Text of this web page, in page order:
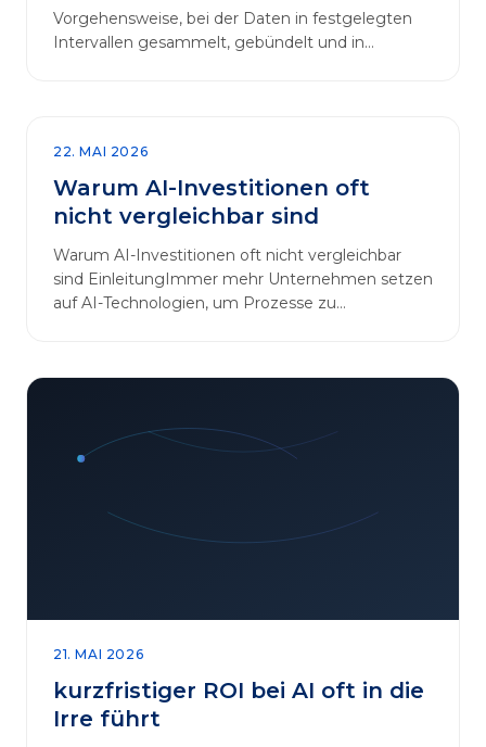
Vorgehensweise, bei der Daten in festgelegten
Intervallen gesammelt, gebündelt und in
22. MAI 2026
Warum AI-Investitionen oft
nicht vergleichbar sind
Warum AI-Investitionen oft nicht vergleichbar
sind EinleitungImmer mehr Unternehmen setzen
auf AI-Technologien, um Prozesse zu
verschaffen. In diesem Artikel betrachten wir die
Projekte oft irreführend ist. Außerdem zeigen wir,
21. MAI 2026
kurzfristiger ROI bei AI oft in die
Irre führt